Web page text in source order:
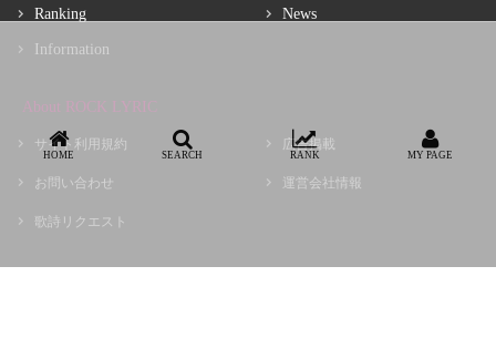
Ranking
Information
News
About ROCK LYRIC
サイト利用規約
お問い合わせ
歌詩リクエスト
広告掲載
運営会社情報
HOME SEARCH RANK MY PAGE